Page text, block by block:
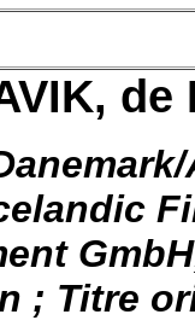
; Titre